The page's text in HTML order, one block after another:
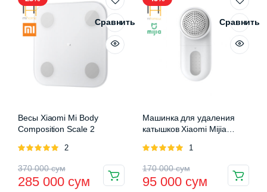
Сравнить
Весы Xiaomi Mi Body
Composition Scale 2
Оценка
2
370 000сум
285 000 сум
Сравнить
Машинка для удаления
катышков Xiaomi Mijia
Оценка
1
170 000сум
95 000 сум